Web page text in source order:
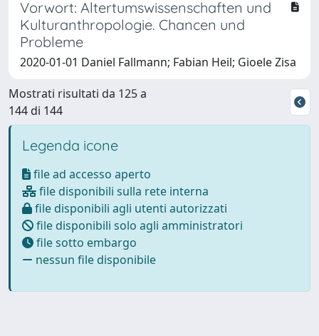
Vorwort: Altertumswissenschaften und
Kulturanthropologie. Chancen und
Probleme
2020-01-01 Daniel Fallmann; Fabian Heil; Gioele Zisa
Mostrati risultati da 125 a
144 di 144
Legenda icone
file ad accesso aperto
file disponibili sulla rete interna
file disponibili agli utenti autorizzati
file disponibili solo agli amministratori
file sotto embargo
nessun file disponibile